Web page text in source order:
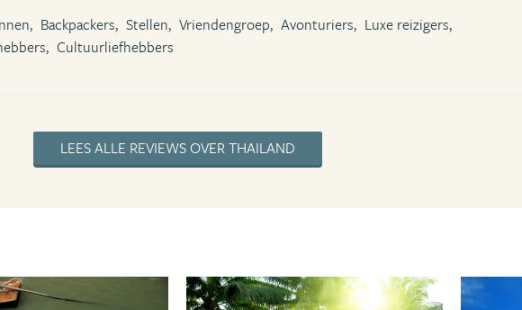
Backpackers, Stellen, Vriendengroep, Avonturiers, Luxe reizigers,
Cultuurliefhebbers
LEES ALLE REVIEWS OVER THAILAND